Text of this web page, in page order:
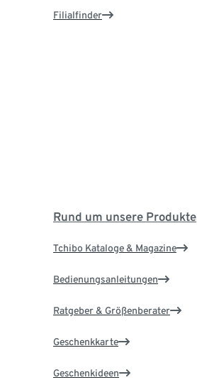
Filialfinder
Rund um unsere Produkte
Tchibo Kataloge & Magazine
Bedienungsanleitungen
Ratgeber & Größenberater
Geschenkkarte
Geschenkideen